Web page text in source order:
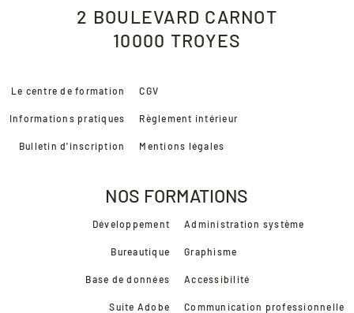
2 BOULEVARD CARNOT
10000 TROYES
Le centre de formation
Informations pratiques
Bulletin d'inscription
CGV
Règlement intérieur
Mentions légales
NOS FORMATIONS
Développement
Bureautique
Base de données
Suite Adobe
Administration système
Graphisme
Accessibilité
Communication professionnelle